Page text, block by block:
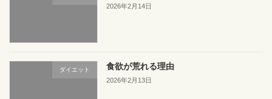
2026年2月14日
ダイエット 食欲が荒れる理由
2026年2月13日